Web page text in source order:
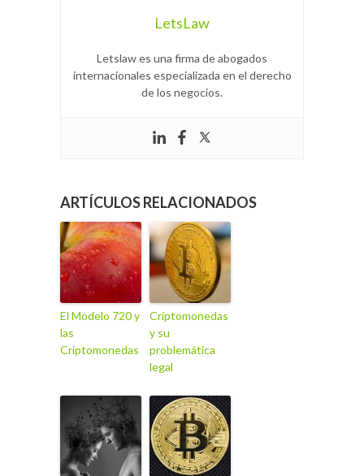
LetsLaw
Letslaw es una firma de abogados
internacionales especializada en el derecho
de los negocios.
ARTÍCULOS RELACIONADOS
El Modelo 720 y
las
Criptomonedas
Criptomonedas
y su
problemática
legal